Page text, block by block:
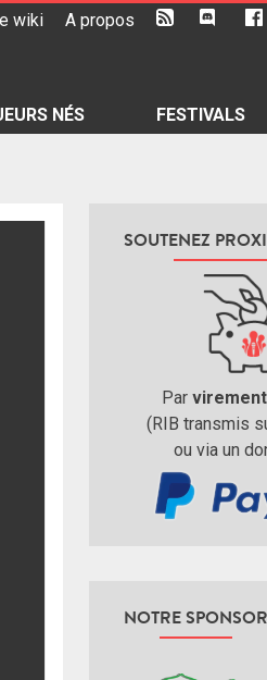
wiki A propos
NÉS FESTIVALS
SOUTENEZ
Par
(RIB transmis
ou via un
NOTRE SPONSOR